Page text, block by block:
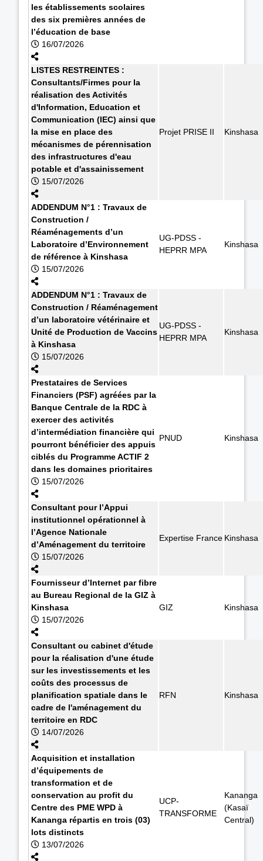
les établissements scolaires
des six premières années de
l’éducation de base
16/07/2026
LISTES RESTREINTES :
Consultants/Firmes pour la
réalisation des Activités
d'Information, Education et
Communication (IEC) ainsi que
la mise en place des
mécanismes de pérennisation
des infrastructures d'eau
potable et d'assainissement
15/07/2026
Projet PRISE II Kinshasa
ADDENDUM N°1 : Travaux de
Construction /
Réaménagements d’un
Laboratoire d’Environnement
de référence à Kinshasa
15/07/2026
UG-PDSS -
HEPRR MPA
Kinshasa
ADDENDUM N°1 : Travaux de
Construction / Réaménagement
d’un laboratoire vétérinaire et
Unité de Production de Vaccins
à Kinshasa
15/07/2026
UG-PDSS -
HEPRR MPA
Kinshasa
Prestataires de Services
Financiers (PSF) agréées par la
Banque Centrale de la RDC à
exercer des activités
d’intermédiation financière qui
pourront bénéficier des appuis
ciblés du Programme ACTIF 2
dans les domaines prioritaires
15/07/2026
PNUD Kinshasa
Consultant pour l’Appui
institutionnel opérationnel à
l’Agence Nationale
d’Aménagement du territoire
15/07/2026
Expertise France Kinshasa
Fournisseur d’Internet par fibre
au Bureau Regional de la GIZ à
Kinshasa
15/07/2026
GIZ Kinshasa
Consultant ou cabinet d'étude
pour la réalisation d'une étude
sur les investissements et les
coûts des processus de
planification spatiale dans le
cadre de l'aménagement du
territoire en RDC
14/07/2026
RFN Kinshasa
Acquisition et installation
d’équipements de
transformation et de
conservation au profit du
Centre des PME WPD à
Kananga répartis en trois (03)
lots distincts
13/07/2026
UCP-
TRANSFORME
Kananga
(Kasaï
Central)